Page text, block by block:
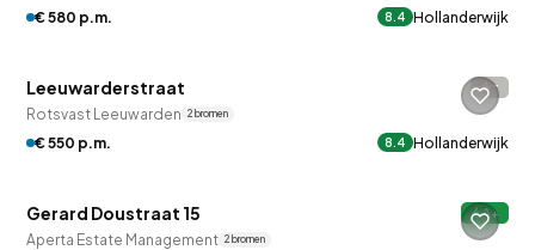
€ 580 p.m.
8.4 Hollanderwijk
QUICKLANE™
Leeuwarderstraat -
Rotsvast Leeuwarden 2 bronnen
€ 550 p.m. 8.4 Hollanderwijk
QUICKLANE™
Gerard Doustraat 15 A+
Aperta Estate Management 2 bronnen